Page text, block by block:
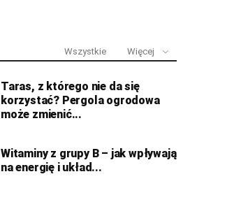
Wszystkie Więcej
Taras, z którego nie da się
korzystać? Pergola ogrodowa
może zmienić...
Witaminy z grupy B – jak wpływają
na energię i układ...